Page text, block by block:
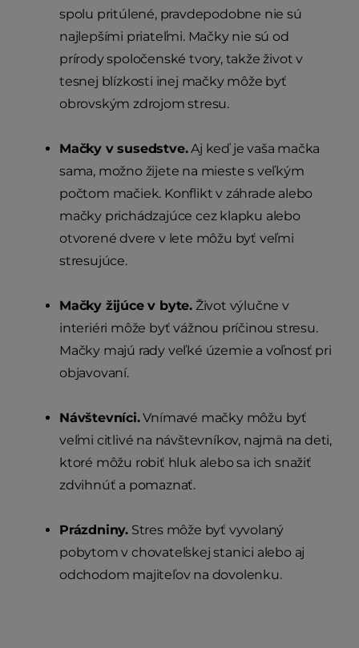
spolu pritúlené, pravdepodobne nie sú
najlepšími priateľmi. Mačky nie sú od
prírody spoločenské tvory, takže život v
tesnej blízkosti inej mačky môže byť
obrovským zdrojom stresu.
Mačky v susedstve.Aj keď je vaša mačka
sama, možno žijete na mieste s veľkým
počtom mačiek. Konflikt v záhrade alebo
mačky prichádzajúce cez klapku alebo
otvorené dvere v lete môžu byť veľmi
stresujúce.
Mačky žijúce v byte. Život výlučne v
interiéri môže byť vážnou príčinou stresu.
Mačky majú rady veľké územie a voľnosť pri
objavovaní.
Návštevníci.Vnímavé mačky môžu byť
veľmi citlivé na návštevníkov, najmä na deti,
ktoré môžu robiť hluk alebo sa ich snažiť
zdvihnúť a pomaznať.
Prázdniny. Stres môže byť vyvolaný
pobytom v chovateľskej stanici alebo aj
odchodom majiteľov na dovolenku.